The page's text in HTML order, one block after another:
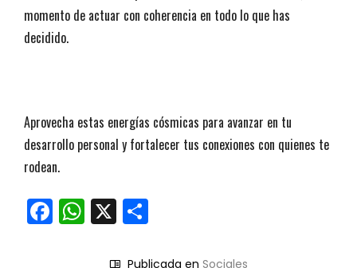
momento de actuar con coherencia en todo lo que has
decidido.
Aprovecha estas energías cósmicas para avanzar en tu
desarrollo personal y fortalecer tus conexiones con quienes te
rodean.
Facebook
WhatsApp
X
Publicada en Sociales